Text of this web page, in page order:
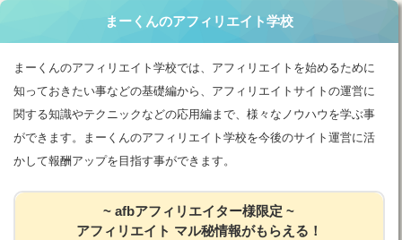
まーくんのアフィリエイト学校
まーくんのアフィリエイト学校では、アフィリエイトを始めるために
知っておきたい事などの基礎編から、アフィリエイトサイトの運営に
関する知識やテクニックなどの応用編まで、様々なノウハウを学ぶ事
ができます。まーくんのアフィリエイト学校を今後のサイト運営に活
かして報酬アップを目指す事ができます。
~ afbアフィリエイター様限定 ~
アフィリエイト マル秘情報がもらえる！